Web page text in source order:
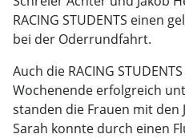
RACING STUDENTS einen
bei der Oderrundfahrt.
Auch die RACING
Wochenende erfolgreich
standen die Frauen mit den
Sarah konnte durch einen